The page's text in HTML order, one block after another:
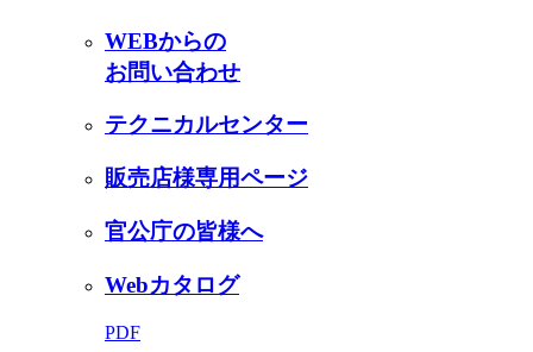
WEBからの
お問い合わせ
テクニカルセンター
販売店様専用ページ
官公庁の皆様へ
Webカタログ
PDF